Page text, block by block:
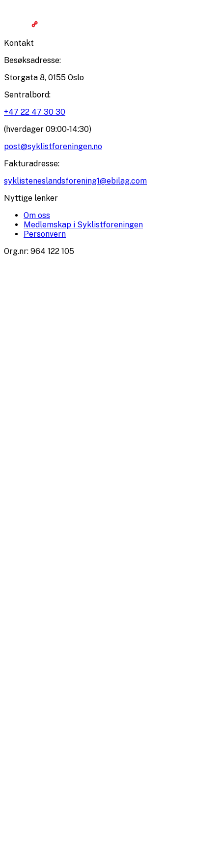
Kontakt
Besøksadresse:
Storgata 8, 0155 Oslo
Sentralbord:
+47 22 47 30 30
(hverdager 09:00-14:30)
post@syklistforeningen.no
Fakturadresse:
syklisteneslandsforening1@ebilag.com
Nyttige lenker
Om oss
Medlemskap i Syklistforeningen
Personvern
Org.nr: 964 122 105